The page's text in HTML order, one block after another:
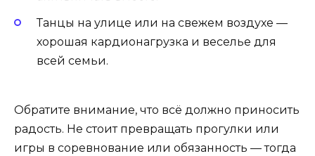
Танцы на улице или на свежем воздухе —
хорошая кардионагрузка и веселье для
всей семьи.
Обратите внимание, что всё должно приносить
радость. Не стоит превращать прогулки или
игры в соревнование или обязанность — тогда